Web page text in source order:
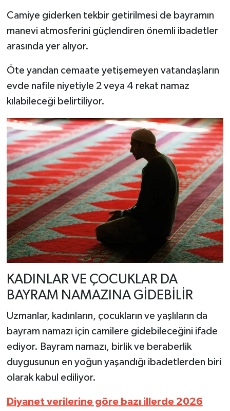
Camiye giderken tekbir getirilmesi de bayramın
manevi atmosferini güçlendiren önemli ibadetler
arasında yer alıyor.
Öte yandan cemaate yetişemeyen vatandaşların
evde nafile niyetiyle 2 veya 4 rekat namaz
kılabileceği belirtiliyor.
KADINLAR VE ÇOCUKLAR DA
BAYRAM NAMAZINA GİDEBİLİR
Uzmanlar, kadınların, çocukların ve yaşlıların da
bayram namazı için camilere gidebileceğini ifade
ediyor. Bayram namazı, birlik ve beraberlik
duygusunun en yoğun yaşandığı ibadetlerden biri
olarak kabul ediliyor.
Diyanet verilerine göre bazı illerde 2026